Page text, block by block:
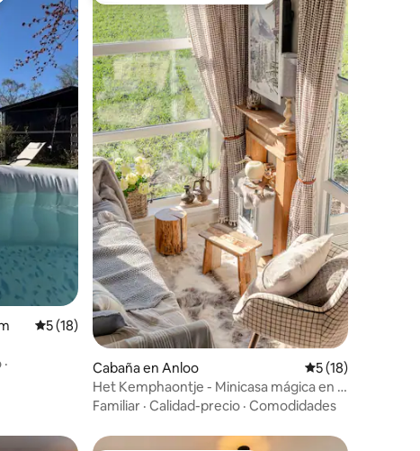
Calificación promedio: 5 de 5, 18 reseñas
5 (18)
·
Cabaña en Anloo Calificación
5 (18)
Het Kemphaontje - Minicasa mágica en el
bosque
Familiar · Calidad-precio · Comodidades